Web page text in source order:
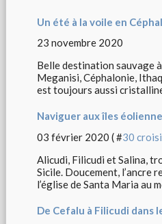
Un été à la voile en
23 novembre 2020
Belle destination sauvage
Meganisi, Céphalonie,
est toujours aussi
Naviguer aux îles
03 février 2020 ( #30
Alicudi, Filicudi et Salina,
Sicile. Doucement, l’ancre
l’église de Santa Maria au
De Cefalu à Filicudi dans